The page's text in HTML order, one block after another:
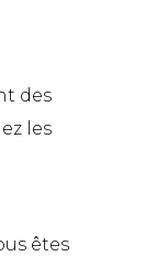
des
les
êtes